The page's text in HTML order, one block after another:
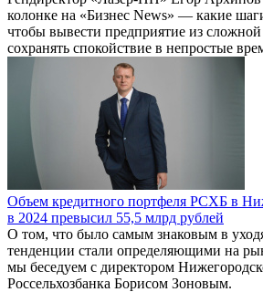
колонке на «Бизнес News» — какие
чтобы вывести предприятие из
сохранять спокойствие в непростые
Объем кредитного портфеля РСХБ в
в 2024 превысил 55,5 млрд рублей
О том, что было самым знаковым в
тенденции стали определяющими на
мы беседуем с директором
Россельхозбанка Борисом Зоновым.